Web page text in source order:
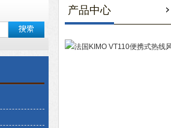
产品中心